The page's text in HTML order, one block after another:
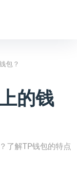
包？
的钱
了解TP钱包的特点